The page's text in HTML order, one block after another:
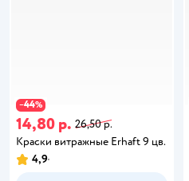
−44%
14,80 р. 26,50 р.
Краски витражные Erhaft 9 цв.
4,9